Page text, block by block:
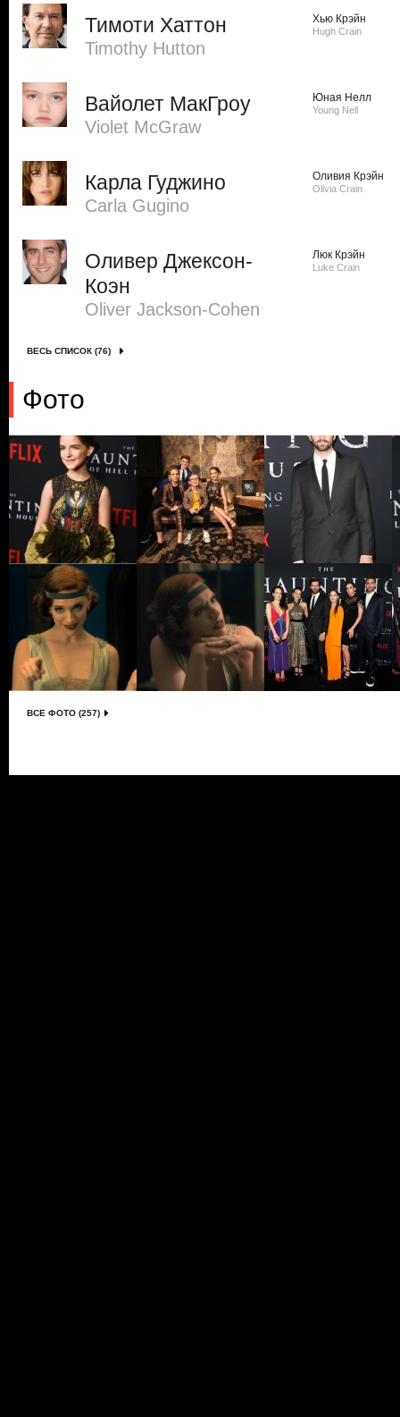
Тимоти Хаттон
Timothy Hutton
Хью Крэйн
Hugh Crain
Вайолет МакГроу
Violet McGraw
Юная Нелл
Young Nell
Карла Гуджино
Carla Gugino
Оливия Крэйн
Olivia Crain
Оливер Джексон-
Коэн
Oliver Jackson-Cohen
Люк Крэйн
Luke Crain
ВЕСЬ СПИСОК (76)
Фото
ВСЕ ФОТО (257)